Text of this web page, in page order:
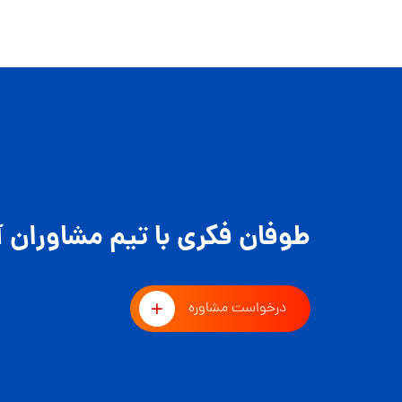
طوفان فکری با تیم مشاوران
درخواست مشاوره